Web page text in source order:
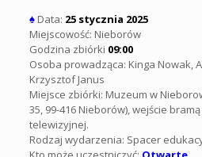
♠Data: 25 stycznia 2025
Miejscowość: Nieborów
Godzina zbiórki 09:00
Osoba prowadząca: Kinga Nowak,
Krzysztof Janus
Miejsce zbiórki: Muzeum w
35, 99-416 Nieborów), wejście
telewizyjnej.
Rodzaj wydarzenia: Spacer